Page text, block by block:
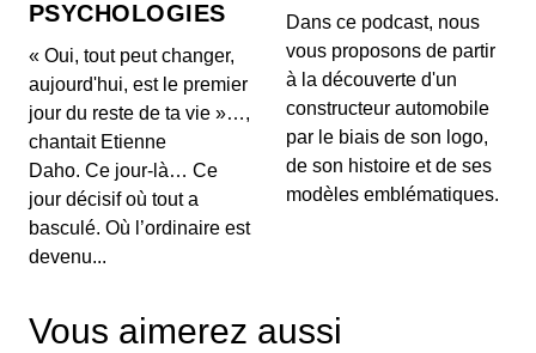
00:03:04 - IL Y A 1 MOIS
Aujourd'hui, on ne va pas parler de génération de
texte ou de simples résumés de réunions, mais d...
Intelligence artificielle : la presse
française réclame 80 millions d’euros à
Brave
00:03:14 - IL Y A 1 MOIS
Aujourd'hui, nous décortiquons ce qui s'annonce
europ...
trois leçons majeures à retenir de cet
00:03:11 - IL Y A 2 MOIS
PSYCHOLOGIES
« Oui, tout peut changer,
aujourd'hui, est le premier
jour du reste de ta vie »…,
chantait Etienne
Daho. Ce jour-là… Ce
jour décisif où tout a
basculé. Où l’ordinaire est
devenu...
Dans ce podcast, nous
vous proposons de partir
à la découverte d'un
constructeur automobile
par le biais de son logo,
de son histoire et de ses
modèles emblématiques.
Vous aimerez aussi